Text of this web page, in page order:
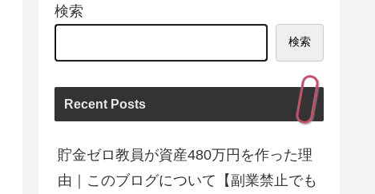
検索
検索
Recent Posts
貯金ゼロ教員が資産480万円を作った理
由｜このブログについて【副業禁止でも